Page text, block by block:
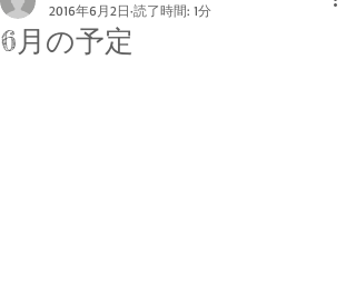
6月の予定
2016年6月2日 読了時間: 1分